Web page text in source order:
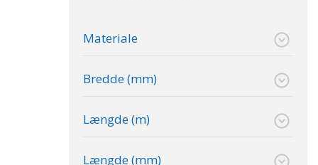
Materiale
Bredde (mm)
Længde (m)
Længde (mm)